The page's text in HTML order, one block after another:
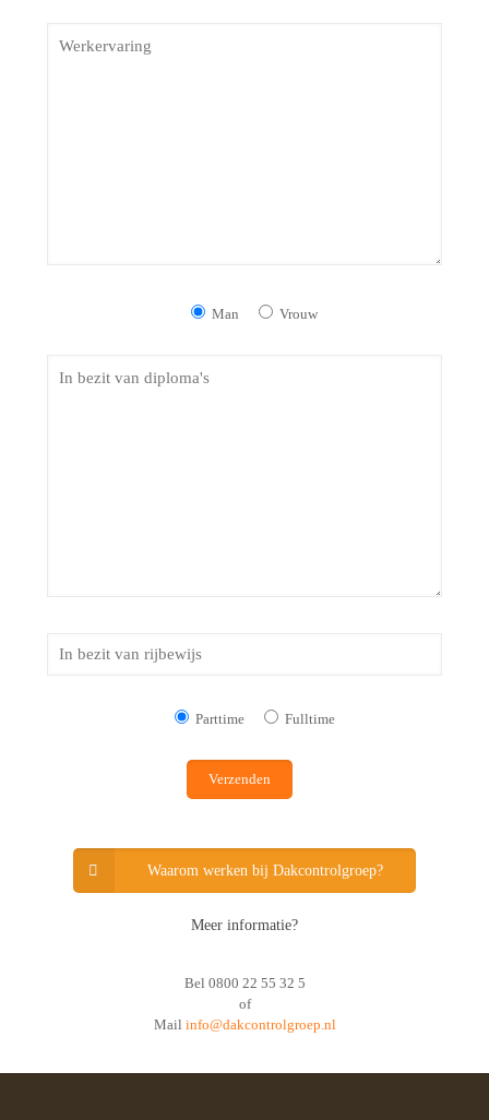
Man Vrouw
Parttime Fulltime
Waarom werken bij Dakcontrolgroep?
Meer informatie?
Bel 0800 22 55 32 5
of
Mail info@dakcontrolgroep.nl